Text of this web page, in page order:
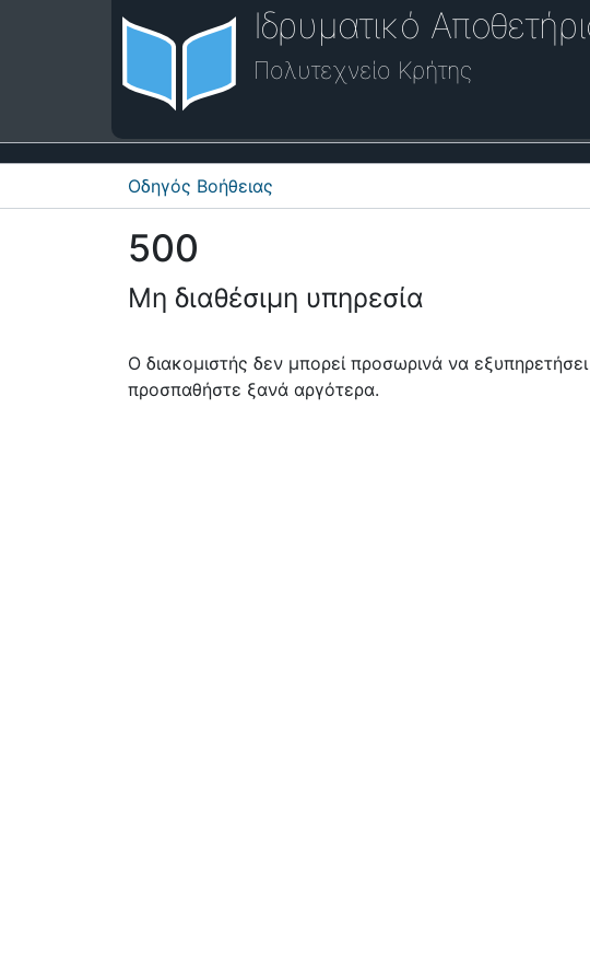
Ιδρυματικό
Πολυτεχνείο Κρήτης
Οδηγός Βοήθειας
500
Μη διαθέσιμη υπηρεσία
Ο διακομιστής δεν μπορεί προσωρινά να
προσπαθήστε ξανά αργότερα.